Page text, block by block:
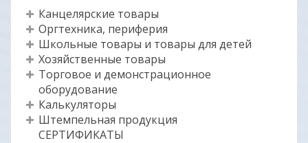
Канцелярские товары
Оргтехника, периферия
Школьные товары и товары для детей
Хозяйственные товары
Торговое и демонстрационное
оборудование
Калькуляторы
Штемпельная продукция
СЕРТИФИКАТЫ